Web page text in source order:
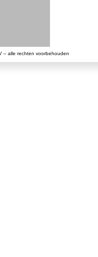
– alle rechten voorbehouden